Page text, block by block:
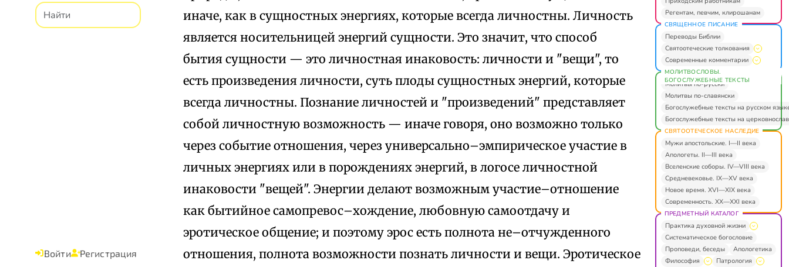
Войти Регистрация
иначе, как в сущностных энергиях, которые всегда личностны. Личность
является носительницей энергий сущности. Это значит, что способ
бытия сущности — это личностная инаковость: личности и "вещи", то
есть произведения личности, суть плоды сущностных энергий, которые
всегда личностны. Познание личностей и "произведений" представляет
собой личностную возможность — иначе говоря, оно возможно только
через событие отношения, через универсально–эмпирическое участие в
личных энергиях или в порождениях энергий, в логосе личностной
инаковости "вещей". Энергии делают возможным участие–отношение
как бытийное самопревос–хождение, любовную самоотдачу и
эротическое общение; и поэтому эрос есть полнота не–отчужденного
отношения, полнота возможности познать личности и вещи. Эротическое
Регентам, певчим, клирошанам
СВЯЩЕННОЕ ПИСАНИЕ
Переводы Библии
Святоотеческие толкования
Современные комментарии
МОЛИТВОСЛОВЫ.
БОГОСЛУЖЕБНЫЕ ТЕКСТЫ
Молитвы по-русски
Молитвы по-славянски
Богослужебные тексты на русском
Богослужебные тексты на
СВЯТООТЕЧЕСКОЕ НАСЛЕДИЕ
Мужи апостольские. I—II века
Апологеты. II—III века
Вселенские соборы. IV—VIII века
Средневековье. IX—XV века
Новое время. XVI—XIX века
Современность. XX—XXI века
ПРЕДМЕТНЫЙ КАТАЛОГ
Практика духовной жизни
Систематическое богословие
Проповеди, беседы
Апологетика
Философия
Патрология